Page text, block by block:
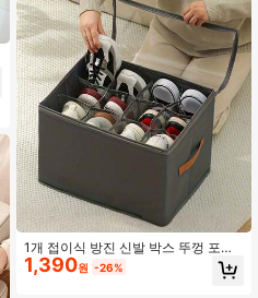
1개 접이식 방진 신발 박스 뚜껑 포함,
신발, 의류 및 액세서리에 적합. 대형
다기능 플립탑 직사각형 수납 박스, 수
1,390원 -26%